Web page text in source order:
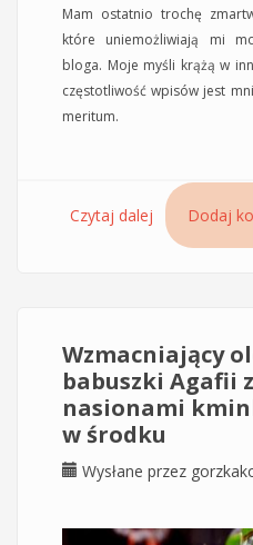
Mam ostatnio trochę
które uniemożliwiają mi
bloga. Moje myśli krążą w
częstotliwość wpisów jest
meritum.
Czytaj dalej wpis
kapsułkami
Dodaj
Wzmacniający
babuszki Agafii
nasionami
w środku
Wysłane przez